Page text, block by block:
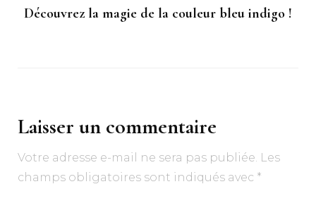
Découvrez la magie de la couleur bleu indigo !
Laisser un commentaire
Votre adresse e-mail ne sera pas publiée. Les
champs obligatoires sont indiqués avec *